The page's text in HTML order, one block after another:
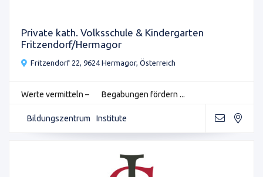
Private kath. Volksschule & Kindergarten
Fritzendorf/Hermagor
Fritzendorf 22, 9624 Hermagor, Österreich
Werte vermitteln – Begabungen fördern ...
Bildungszentrum Institute